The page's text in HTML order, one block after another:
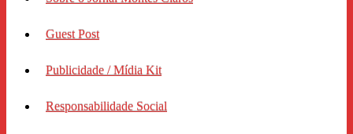
Guest Post
Publicidade / Mídia Kit
Responsabilidade Social